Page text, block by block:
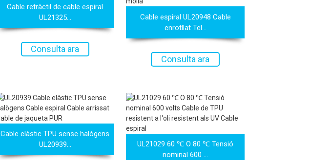
Cable retràctil de cable espiral
UL21325...
Consulta ara
Cable espiral UL20948 Cable
enrotllat Tel...
Consulta ara
Cable elàstic TPU sense halògens
UL20939...
UL21029 60 ℃ O 80 ℃ Tensió
nominal 600 ...